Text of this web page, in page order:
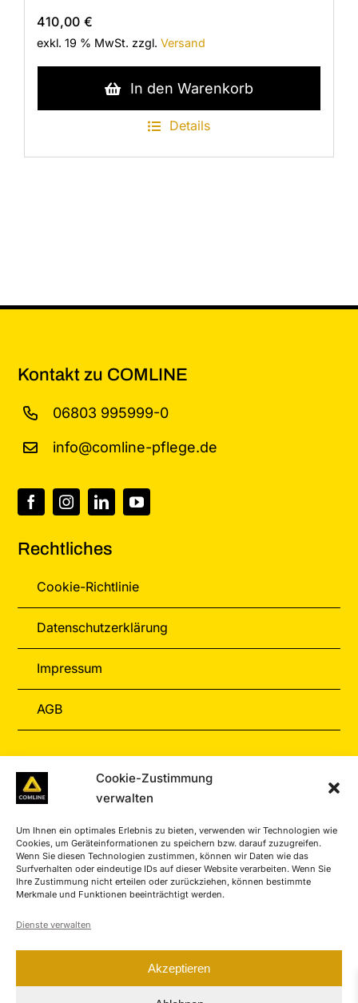
Cookie-Zustimmung
verwalten
Um Ihnen ein optimales Erlebnis zu bieten, verwenden wir Technologien wie
Cookies, um Geräteinformationen zu speichern bzw. darauf zuzugreifen.
Wenn Sie diesen Technologien zustimmen, können wir Daten wie das
Surfverhalten oder eindeutige IDs auf dieser Website verarbeiten. Wenn Sie
Ihre Zustimmung nicht erteilen oder zurückziehen, können bestimmte
Merkmale und Funktionen beeinträchtigt werden.
Dienste verwalten
Akzeptieren
410,00 €
exkl. 19 % MwSt. zzgl. Versand
In den Warenkorb
Details
Kontakt zu COMLINE
06803 995999-0
info@comline-pflege.de
Rechtliches
Cookie-Richtlinie
Datenschutzerklärung
Impressum
AGB
Zahlungarten
Versand & Retoure
Service-Center
Kontakt